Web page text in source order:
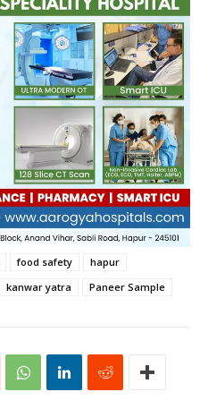
food safety
hapur
kanwar yatra Paneer Sample